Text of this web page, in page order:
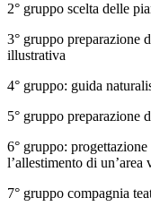
2° gruppo scelta delle
3° gruppo preparazione
illustrativa
4° gruppo: guida
5° gruppo preparazione
6° gruppo:
l’allestimento di un’area
7° gruppo compagnia